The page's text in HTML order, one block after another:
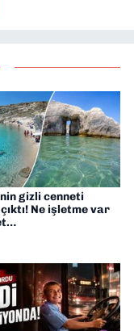
gizli cenneti
Ne işletme var